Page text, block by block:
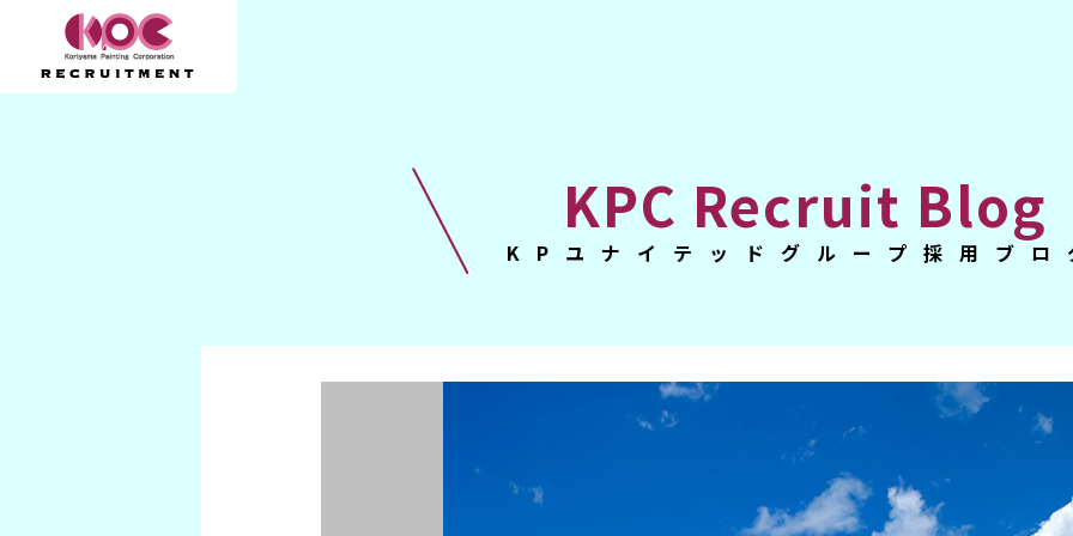
KPC Recruit Blog
KPユナイテッドグループ採用ブロ